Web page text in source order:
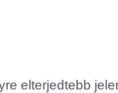
elterjedtebb